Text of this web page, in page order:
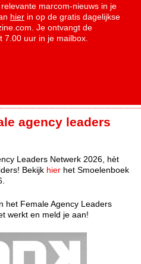
marcom-nieuws in je
hier in op de gratis dagelijkse
Je ontvangt de
7.00 uur in je mailbox.
agency leaders
Leaders Netwerk 2026, hèt
Bekijk hier het Smoelenboek
het Female Agency Leaders
werkt en meld je aan!